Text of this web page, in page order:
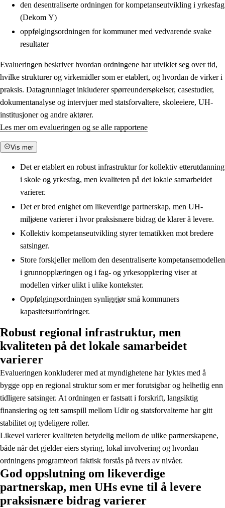
den desentraliserte ordningen for kompetanseutvikling i yrkesfag
(Dekom Y)
oppfølgingsordningen for kommuner med vedvarende svake
resultater
Evalueringen beskriver hvordan ordningene har utviklet seg over tid,
hvilke strukturer og virkemidler som er etablert, og hvordan de virker i
praksis. Datagrunnlaget inkluderer spørreundersøkelser, casestudier,
dokumentanalyse og intervjuer med statsforvaltere, skoleeiere, UH-
institusjoner og andre aktører.
Les mer om evalueringen og se alle rapportene
Vis mer
Det er etablert en robust infrastruktur for kollektiv etterutdanning
i skole og yrkesfag, men kvaliteten på det lokale samarbeidet
varierer.
Det er bred enighet om likeverdige partnerskap, men UH-
miljøene varierer i hvor praksisnære bidrag de klarer å levere.
Kollektiv kompetanseutvikling styrer tematikken mot bredere
satsinger.
Store forskjeller mellom den desentraliserte kompetansemodellen
i grunnopplæringen og i fag- og yrkesopplæring viser at
modellen virker ulikt i ulike kontekster.
Oppfølgingsordningen synliggjør små kommuners
kapasitetsutfordringer.
Robust regional infrastruktur, men
kvaliteten på det lokale samarbeidet
varierer
Evalueringen konkluderer med at myndighetene har lyktes med å
bygge opp en regional struktur som er mer forutsigbar og helhetlig enn
tidligere satsinger. At ordningen er fastsatt i forskrift, langsiktig
finansiering og tett samspill mellom Udir og statsforvalterne har gitt
stabilitet og tydeligere roller.
Likevel varierer kvaliteten betydelig mellom de ulike partnerskapene,
både når det gjelder eiers styring, lokal involvering og hvordan
ordningens programteori faktisk forstås på tvers av nivåer.
God oppslutning om likeverdige
partnerskap, men UHs evne til å levere
praksisnære bidrag varierer